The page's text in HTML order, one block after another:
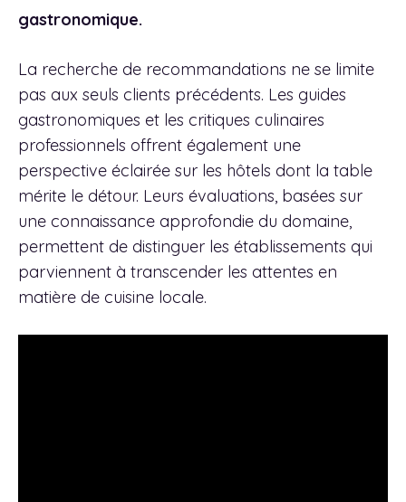
gastronomique.
La recherche de recommandations ne se limite
pas aux seuls clients précédents. Les guides
gastronomiques et les critiques culinaires
professionnels offrent également une
perspective éclairée sur les hôtels dont la table
mérite le détour. Leurs évaluations, basées sur
une connaissance approfondie du domaine,
permettent de distinguer les établissements qui
parviennent à transcender les attentes en
matière de cuisine locale.